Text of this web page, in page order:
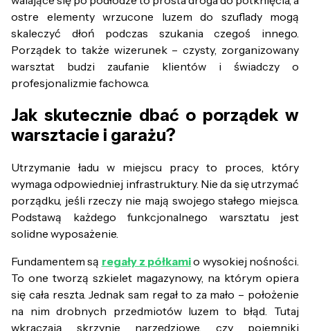
ostre elementy wrzucone luzem do szuflady mogą
skaleczyć dłoń podczas szukania czegoś innego.
Porządek to także wizerunek – czysty, zorganizowany
warsztat budzi zaufanie klientów i świadczy o
profesjonalizmie fachowca.
Jak skutecznie dbać o porządek w
warsztacie i garażu?
Utrzymanie ładu w miejscu pracy to proces, który
wymaga odpowiedniej infrastruktury. Nie da się utrzymać
porządku, jeśli rzeczy nie mają swojego stałego miejsca.
Podstawą każdego funkcjonalnego warsztatu jest
solidne wyposażenie.
Fundamentem są regały z półkamio wysokiej nośności.
To one tworzą szkielet magazynowy, na którym opiera
się cała reszta. Jednak sam regał to za mało – położenie
na nim drobnych przedmiotów luzem to błąd. Tutaj
wkraczają skrzynie narzędziowe, czy pojemniki